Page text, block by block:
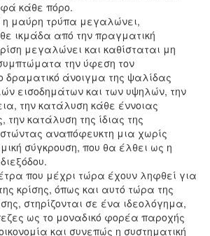
κάθε πόρο.
μαύρη τρύπα μεγαλώνει,
ικμάδα από την πραγματική
μεγαλώνει και καθίσταται μη
την ύφεση τον
δραματικό άνοιγμα της ψαλίδας
εισοδημάτων και των υψηλών, την
την κατάλυση κάθε έννοιας
την κατάλυση της ίδιας της
αναπόφευκτη μια χωρίς
σύγκρουση, που θα έλθει ως η
που μέχρι τώρα έχουν ληφθεί για
κρίσης, όπως και αυτό τώρα της
στηρίζονται σε ένα ιδεολόγημα,
ως το μοναδικό φορέα παροχής
και συνεπώς η συστηματική